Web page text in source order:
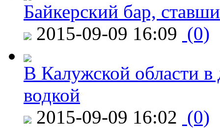
Байкерский бар,
2015-09-09 16:09 (0)
В Калужской области в
водкой
2015-09-09 16:02 (0)